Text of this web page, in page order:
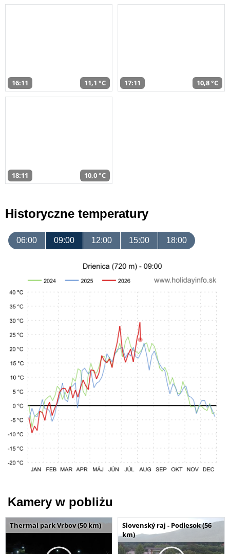
16:11 11,1 °C 17:11 10,8 °C
18:11 10,0 °C
Historyczne temperatury
06:00 09:00 12:00 15:00 18:00
Kamery w pobliżu
Thermal park Vrbov (50 km)
Slovenský raj - Podlesok (56
km)